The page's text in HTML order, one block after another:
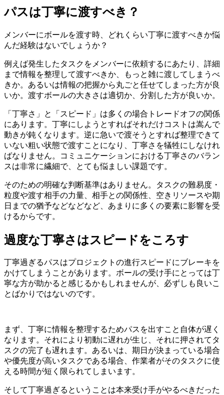
パスは丁寧に渡すべき？
メンバーにボールを渡す時、どれくらい丁寧に渡すべきか悩
んだ経験はないでしょうか？
例えば発生したタスクをメンバーに依頼するにあたり、詳細
まで情報を整理して渡すべきか、もっと雑に渡してしまうべ
きか。あるいは情報の把握から丸ごと任せてしまった方が良
いか。渡すボールの大きさは適切か、分割した方が良いか。
「丁寧さ」と「スピード」は多くの場合トレードオフの関係
にあります。丁寧にしようとすればそれだけコストは嵩んで
動きが鈍くなります。逆に急いで渡そうとすれば整理できて
いない粗い状態で渡すことになり、丁寧さを犠牲にしなけれ
ばなりません。コミュニケーションにおける丁寧さのバラン
スは非常に繊細で、とても悩ましい課題です。
そのための明確な判断基準はありません。タスクの難易度・
粒度や渡す相手の力量、相手との関係性、空きリソースや期
日までの猶予などなどなど、あまりに多くの要素に影響を受
けるからです。
過度な丁寧さはスピードをころす
丁寧過ぎるパスはプロジェクトの進行スピードにブレーキを
かけてしまうことがあります。ボールの受け手にとっては丁
寧な方が助かると感じるかもしれませんが、必ずしも良いこ
とばかりではないのです。
まず、丁寧に情報を整理するためパスを出すこと自体が遅く
なります。それにより初動に遅れが生じ、それに押されてタ
スクの完了も遅れます。あるいは、期日が決まっている場合
や優先度が高いタスクである場合、作業者がそのタスクに使
える時間が短く限られてしまいます。
そして丁寧過ぎるということは本来受け手がやるべきだった